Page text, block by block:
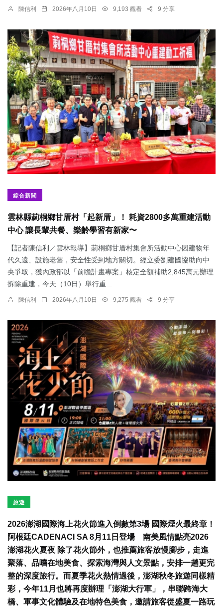
陳信利 2026年八月10日 9,193 觀看 9 分享
綜合新聞
雲林縣莿桐鄉甘厝村「起新厝」！ 耗資2800多萬重建活動
中心 讓長輩共餐、樂齡學習有新家〜
【記者陳信利／雲林報導】莿桐鄉甘厝村集會所活動中心因建物年
代久遠、設施老舊，安全性受到地方關切。經立委劉建國協助向中
央爭取，獲內政部以「前瞻計畫專案」核定全額補助2,845萬元辦理
拆除重建，今天（10日）舉行重...
陳信利 2026年八月10日 9,275 觀看 9 分享
旅遊
2026澎湖國際海上花火節進入倒數第3場 國際煙火最終章！
阿根廷CADENACI SA 8月11日登場 南美風情點亮2026
澎湖花火夏夜 除了花火節外，也推薦旅客放慢腳步，走進
聚落、品嚐在地美食、探索海灣與人文景點，安排一趟更完
整的深度旅行。而夏季花火熱情過後，澎湖秋冬旅遊同樣精
彩，今年11月也將再度辦理「澎湖大行軍」，串聯跨海大
橋、軍事文化體驗及在地特色美食，邀請旅客從盛夏一路玩